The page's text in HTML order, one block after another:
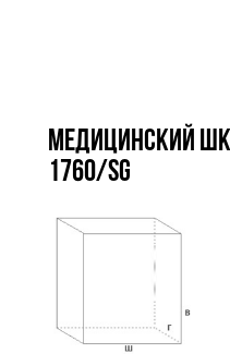
Медицинский
1760/SG